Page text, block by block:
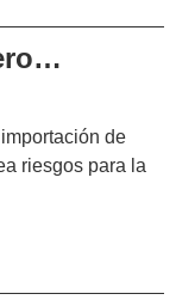
de
riesgos para la